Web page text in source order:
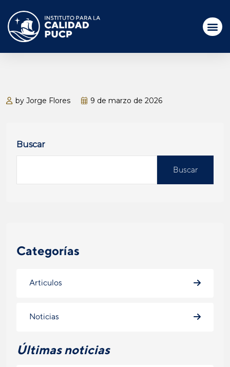
by Jorge Flores 9 de marzo de 2026
Buscar
Buscar
Categorías
Articulos
Noticias
Últimas noticias